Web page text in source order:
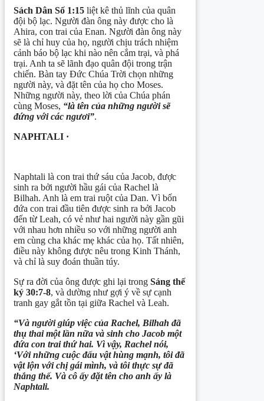
Sách Dân Số 1:15 liệt kê thủ lĩnh của quân
đội bộ lạc. Người đàn ông này được cho là
Ahira, con trai của Enan. Người đàn ông này
sẽ là chỉ huy của họ, người chịu trách nhiệm
cảnh báo bộ lạc khi nào nên cắm trại, và phá
trại. Anh ta sẽ lãnh đạo quân đội trong trận
chiến. Bàn tay Đức Chúa Trời chọn những
người này, và đặt tên của họ cho Moses.
Những người này, theo lời của Chúa phán
cùng Moses, “là tên của những người sẽ
đứng với các ngươi”.
NAPHTALI ·
Naphtali là con trai thứ sáu của Jacob, được
sinh ra bởi người hầu gái của Rachel là
Bilhah. Anh là em trai ruột của Dan. Vì bốn
đứa con trai đầu tiên được sinh ra bởi Jacob
đến từ Leah, có vẻ như hai người này gần gũi
với nhau hơn nhiều so với những người anh
em cùng cha khác mẹ khác của họ. Tất nhiên,
điều này không được nêu trong Kinh Thánh,
và chỉ là suy đoán thuần túy.
Sự ra đời của ông được ghi lại trong Sáng thế
ký 30:7-8, và dường như gợi ý về sự cạnh
tranh gay gắt tồn tại giữa Rachel và Leah.
“Và người giúp việc của Rachel, Bilhah đã
thụ thai một lần nữa và sinh cho Jacob một
đứa con trai thứ hai. Vì vậy, Rachel nói,
‘Với những cuộc đấu vật hùng mạnh, tôi đã
vật lộn vớichịgái mình, và tôi thực sự đã
thắng thế. Và cô ấy đặt tên cho anh ấy là
Naphtali.